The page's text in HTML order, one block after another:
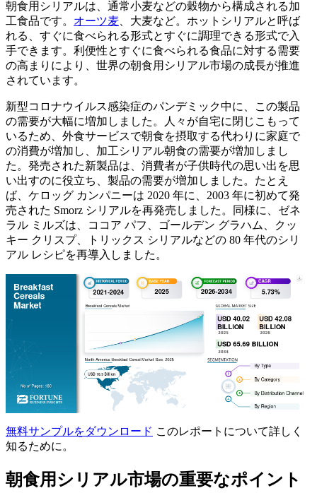
朝食用シリアルは、通常小麦などの穀物から構成される加
工食品です。 オーツ麦 、大麦など。ホットシリアルと呼ば
れる、すぐに食べられる形式とすぐに調理できる形式で入
手できます。利便性とすぐに食べられる食品に対する需要
の高まりにより、世界の朝食用シリアル市場の成長が推進
されています。
新型コロナウイルス感染症のパンデミック中に、この製品
の需要が大幅に増加しました。人々が自宅に閉じこもって
いるため、外食サービスで朝食を摂取する代わりに家庭で
の消費が増加し、加工シリアル朝食の需要が増加しまし
た。発売された新製品は、消費者が子供時代の思い出を思
い出すのに役立ち、製品の需要が増加しました。たとえ
ば、ケロッグ カンパニーは 2020 年に、2003 年に初めて発
売された Smorz シリアルを再発売しました。同様に、ゼネ
ラル ミルズは、ココア パフ、ゴールデン グラハム、クッ
キー クリスプ、トリックス シリアルなどの 80 年代のシリ
アル レシピを再導入しました。
無料サンプルをダウンロード このレポートについて詳しく
知るために。
朝食用シリアル市場の重要なポイント